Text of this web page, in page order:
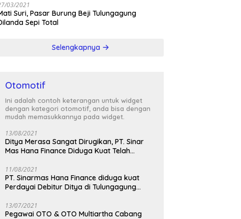
03/2021
Suri, Pasar Burung Beji Tulungagung
Sepi Total
Selengkapnya
Otomotif
Ini adalah contoh keterangan untuk widget
dengan kategori otomotif, anda bisa dengan
mudah memasukkannya pada widget.
13/08/2021
Ditya Merasa Sangat Dirugikan, PT. Sinar
Mas Hana Finance Diduga Kuat Telah
11/08/2021
PT. Sinarmas Hana Finance diduga kuat
Perdayai Debitur Ditya di Tulungagung
13/07/2021
Pegawai OTO & OTO Multiartha Cabang